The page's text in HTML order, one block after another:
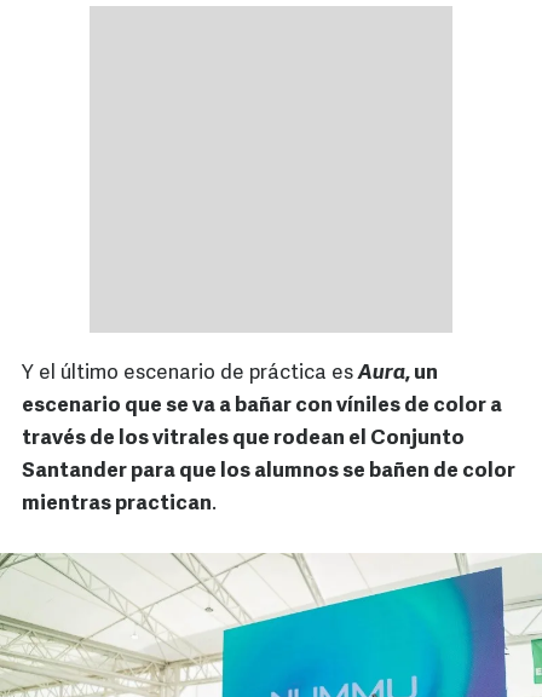
Y el último escenario de práctica esAura, un
escenario que se va a bañar con víniles de color a
través de los vitrales que rodean el Conjunto
Santander para que los alumnos se bañen de color
mientras practican.